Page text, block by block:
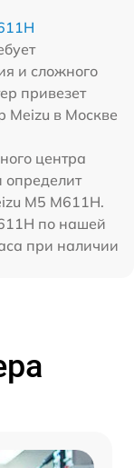
и сложного
привезет
Meizu в Москве
центра
определит
M5 M611H.
по нашей
при наличии